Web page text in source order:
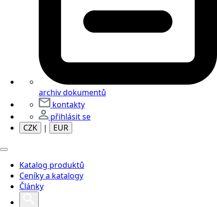
archiv dokumentů
kontakty
přihlásit se
CZK
| EUR
Katalog produktů
Ceníky a katalogy
Články